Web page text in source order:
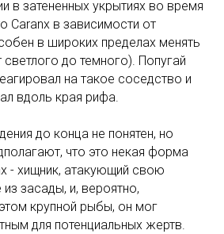
в затененных укрытиях во время
Caranx в зависимости от
в широких пределах менять
светлого до темного). Попугай
на такое соседство и
вдоль края рифа.
до конца не понятен, но
что это некая форма
- хищник, атакующий свою
засады, и, вероятно,
крупной рыбы, он мог
для потенциальных жертв.